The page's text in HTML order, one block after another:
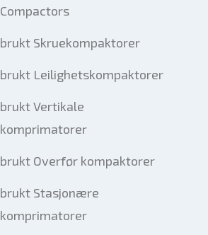
Compactors
brukt Skruekompaktorer
brukt Leilighetskompaktorer
brukt Vertikale
komprimatorer
brukt Overfør kompaktorer
brukt Stasjonære
komprimatorer